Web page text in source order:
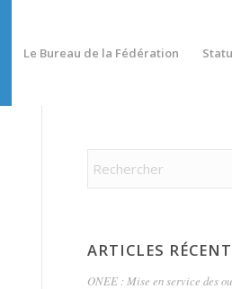
Le Bureau de la Fédération
ARTICLES
ONEE : Mise en service des